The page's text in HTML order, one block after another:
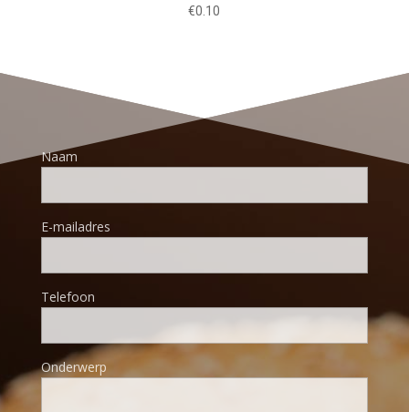
€0.10
Naam
E-mailadres
Telefoon
Onderwerp